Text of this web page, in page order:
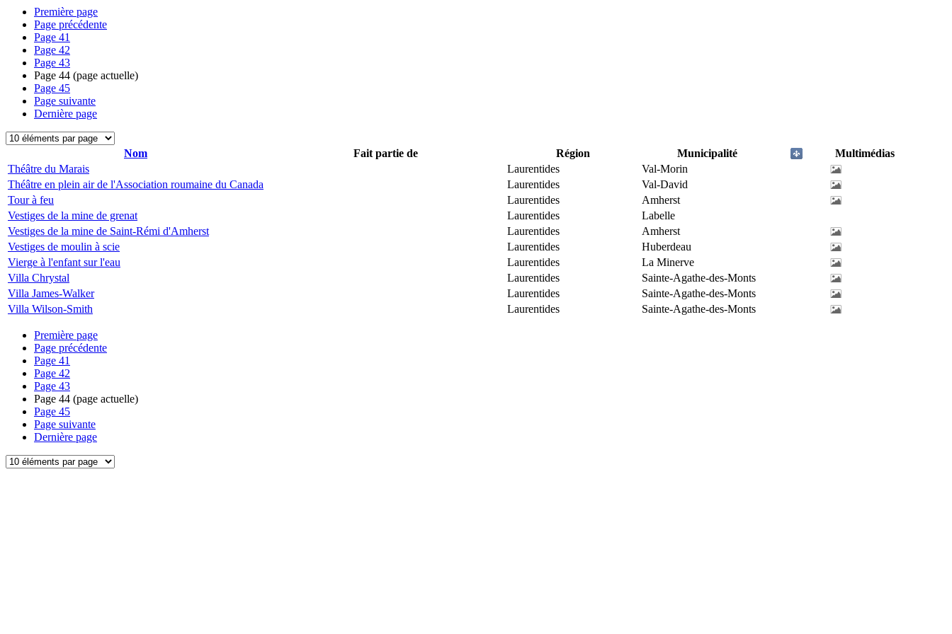
Première page
Page précédente
Page 41
Page 42
Page 43
Page 44 (page actuelle)
Page 45
Page suivante
Dernière page
Nom Fait partie de Région Municipalité
Multimédias
Théâtre du Marais
Laurentides
Val-Morin
Théâtre en plein air de l'Association roumaine du Canada
Laurentides
Val-David
Tour à feu
Laurentides
Amherst
Vestiges de la mine de grenat
Laurentides
Labelle
Vestiges de la mine de Saint-Rémi d'Amherst
Laurentides
Amherst
Vestiges de moulin à scie
Laurentides
Huberdeau
Vierge à l'enfant sur l'eau
Laurentides
La Minerve
Villa Chrystal
Laurentides
Sainte-Agathe-des-Monts
Villa James-Walker
Laurentides
Sainte-Agathe-des-Monts
Villa Wilson-Smith
Laurentides Sainte-Agathe-des-Monts
Première page
Page précédente
Page 41
Page 42
Page 43
Page 44 (page actuelle)
Page 45
Page suivante
Dernière page